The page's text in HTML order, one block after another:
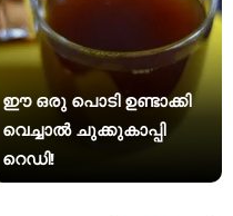
ഈ ഒരു പൊടി ഉണ്ടാക്കി
വെച്ചാൽ ചുക്കുകാപ്പി
റെഡി!